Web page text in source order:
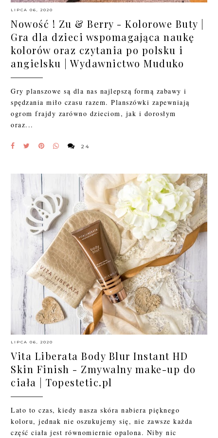
LIPCA 06, 2020
Nowość ! Zu & Berry - Kolorowe Buty |
Gra dla dzieci wspomagająca naukę
kolorów oraz czytania po polsku i
angielsku | Wydawnictwo Muduko
Gry planszowe są dla nas najlepszą formą zabawy i
spędzania miło czasu razem. Planszówki zapewniają
ogrom frajdy zarówno dzieciom, jak i dorosłym
oraz...
24
LIPCA 06, 2020
Vita Liberata Body Blur Instant HD
Skin Finish - Zmywalny make-up do
ciała | Topestetic.pl
Lato to czas, kiedy nasza skóra nabiera pięknego
koloru, jednak nie oszukujemy się, nie zawsze każda
część ciała jest równomiernie opalona. Niby nic